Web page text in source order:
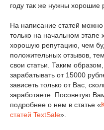
году так же нужны хорошие
На написание статей
только на начальном этапе
хорошую репутацию, чем
положительных отзывов,
свои статьи. Таким
зарабатывать от 15000
зависеть только от Вас,
заработаете. Посоветую
подробнее о нем в статье «
статей TextSale».